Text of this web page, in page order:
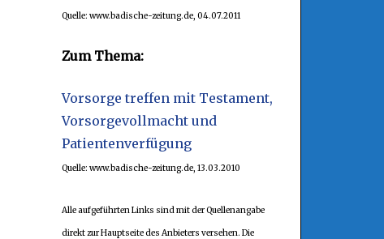
Quelle: www.badische-zeitung.de, 04.07.2011
Zum Thema:
Vorsorge treffen mit Testament,
Vorsorgevollmacht und
Patientenverfügung
Quelle: www.badische-zeitung.de, 13.03.2010
Alle aufgeführten Links sind mit der Quellenangabe
direkt zur Hauptseite des Anbieters versehen. Die